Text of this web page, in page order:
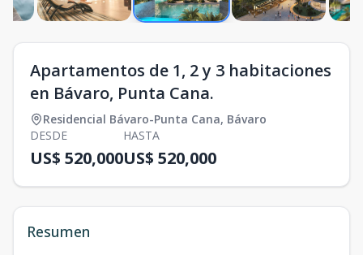
Apartamentos de 1, 2 y 3 habitaciones
en Bávaro, Punta Cana.
Residencial Bávaro-Punta Cana, Bávaro
DESDE
US$ 520,000
HASTA
US$ 520,000
Resumen